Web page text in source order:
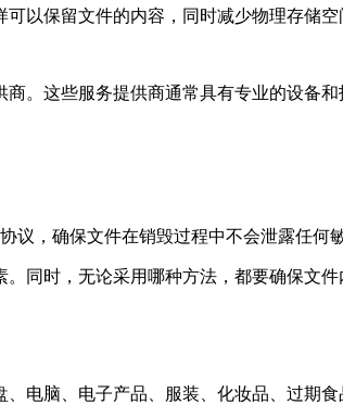
以保留文件的内容，同时减少物理存储空
。这些服务提供商通常具有专业的设备
，确保文件在销毁过程中不会泄露任何
同时，无论采用哪种方法，都要确保文件
电脑、电子产品、服装、化妆品、过期食